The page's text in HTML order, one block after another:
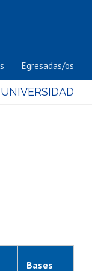
Egresadas/os
Bases